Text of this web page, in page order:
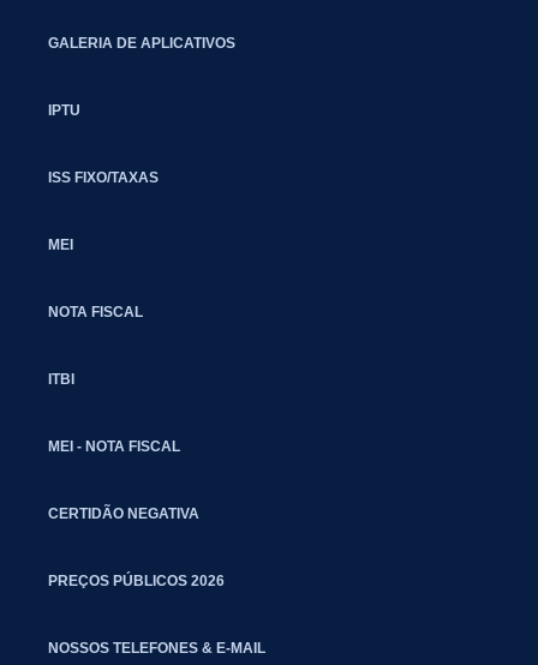
GALERIA DE APLICATIVOS
IPTU
ISS FIXO/TAXAS
MEI
NOTA FISCAL
ITBI
MEI - NOTA FISCAL
CERTIDÃO NEGATIVA
PREÇOS PÚBLICOS 2026
NOSSOS TELEFONES & E-MAIL